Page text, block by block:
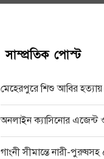
সাম্প্রতিক পোস্ট
মেহেরপুরে শিশু আবির
অনলাইন ক্যাসিনোর এজেন্ট
গাংনী সীমান্তে নারী-